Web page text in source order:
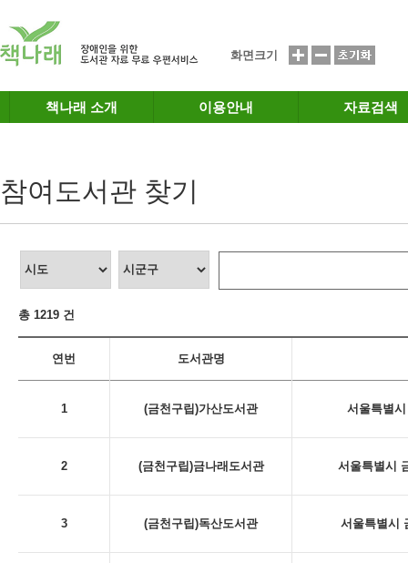
화면크기
책나래 소개 이용안내 자료검색
참여도서관 찾기
총 1219 건
연번 도서관명
1 (금천구립)가산도서관 서울특별
2 (금천구립)금나래도서관 서울특별시
3 (금천구립)독산도서관 서울특별시